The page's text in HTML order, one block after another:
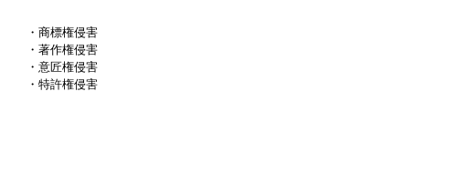
・商標権侵害
・著作権侵害
・意匠権侵害
・特許権侵害